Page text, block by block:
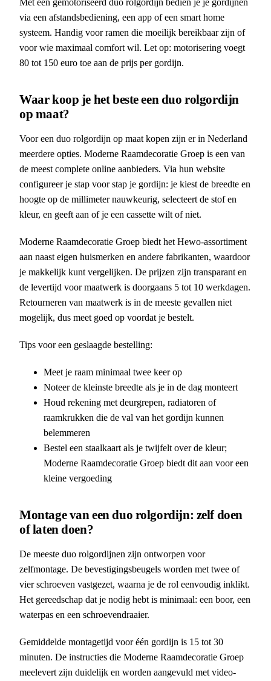
Met een gemotoriseerd duo rolgordijn bedien je je gordijnen
via een afstandsbediening, een app of een smart home
systeem. Handig voor ramen die moeilijk bereikbaar zijn of
voor wie maximaal comfort wil. Let op: motorisering voegt
80 tot 150 euro toe aan de prijs per gordijn.
Waar koop je het beste een duo rolgordijn
op maat?
Voor een duo rolgordijn op maat kopen zijn er in Nederland
meerdere opties. Moderne Raamdecoratie Groep is een van
de meest complete online aanbieders. Via hun website
configureer je stap voor stap je gordijn: je kiest de breedte en
hoogte op de millimeter nauwkeurig, selecteert de stof en
kleur, en geeft aan of je een cassette wilt of niet.
Moderne Raamdecoratie Groep biedt het Hewo-assortiment
aan naast eigen huismerken en andere fabrikanten, waardoor
je makkelijk kunt vergelijken. De prijzen zijn transparant en
de levertijd voor maatwerk is doorgaans 5 tot 10 werkdagen.
Retourneren van maatwerk is in de meeste gevallen niet
mogelijk, dus meet goed op voordat je bestelt.
Tips voor een geslaagde bestelling:
Meet je raam minimaal twee keer op
Noteer de kleinste breedte als je in de dag monteert
Houd rekening met deurgrepen, radiatoren of
raamkrukken die de val van het gordijn kunnen
belemmeren
Bestel een staalkaart als je twijfelt over de kleur;
Moderne Raamdecoratie Groep biedt dit aan voor een
kleine vergoeding
Montage van een duo rolgordijn: zelf doen
of laten doen?
De meeste duo rolgordijnen zijn ontworpen voor
zelfmontage. De bevestigingsbeugels worden met twee of
vier schroeven vastgezet, waarna je de rol eenvoudig inklikt.
Het gereedschap dat je nodig hebt is minimaal: een boor, een
waterpas en een schroevendraaier.
Gemiddelde montagetijd voor één gordijn is 15 tot 30
minuten. De instructies die Moderne Raamdecoratie Groep
meelevert zijn duidelijk en worden aangevuld met video-